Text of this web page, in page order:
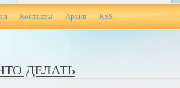
Контакты Архив RSS
ДЕЛАТЬ